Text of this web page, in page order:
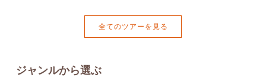
全てのツアーを見る
ジャンルから選ぶ